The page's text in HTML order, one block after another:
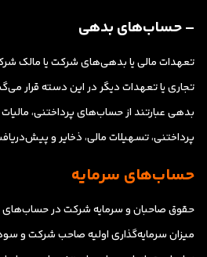
– حساب‌های بدهی
تعهدات مالی یا بدهی‌های شرکت یا مالک
تجاری یا تعهدات دیگر در این دسته قرار
بدهی عبارتند از حساب‌های پرداختنی،
پرداختنی، تسهیلات مالی، ذخایر و
حساب‌های سرمایه
حقوق صاحبان و سرمایه شرکت در
میزان سرمایه‌گذاری اولیه صاحب شرکت و